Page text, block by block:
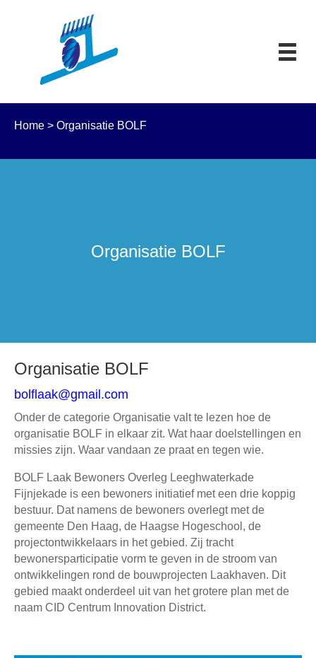
Home > Organisatie BOLF
Organisatie BOLF
Organisatie BOLF
bolflaak@gmail.com
Onder de categorie Organisatie valt te lezen hoe de
organisatie BOLF in elkaar zit. Wat haar doelstellingen en
missies zijn. Waar vandaan ze praat en tegen wie.
BOLF Laak Bewoners Overleg Leeghwaterkade
Fijnjekade is een bewoners initiatief met een drie koppig
bestuur. Dat namens de bewoners overlegt met de
gemeente Den Haag, de Haagse Hogeschool, de
projectontwikkelaars in het gebied. Zij tracht
bewonersparticipatie vorm te geven in de stroom van
ontwikkelingen rond de bouwprojecten Laakhaven. Dit
gebied maakt onderdeel uit van het grotere plan met de
naam CID Centrum Innovation District.